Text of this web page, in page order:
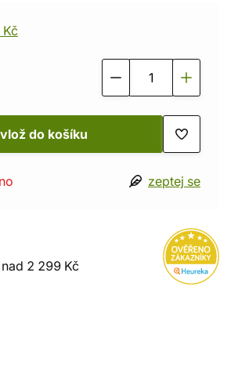
vlož do košíku
zeptej se
2 299 Kč